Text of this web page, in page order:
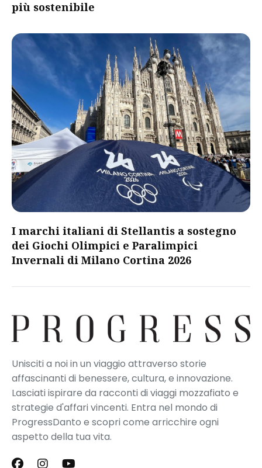
più sostenibile
I marchi italiani di Stellantis a sostegno
dei Giochi Olimpici e Paralimpici
Invernali di Milano Cortina 2026
Unisciti a noi in un viaggio attraverso storie
affascinanti di benessere, cultura, e innovazione.
Lasciati ispirare da racconti di viaggi mozzafiato e
strategie d'affari vincenti. Entra nel mondo di
ProgressDanto e scopri come arricchire ogni
aspetto della tua vita.